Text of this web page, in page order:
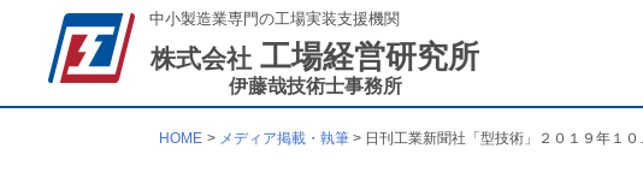
中小製造業専門の工場実装支援機関
株式会社 工場経営研究所
伊藤哉技術士事務所
HOME メディア掲載・執筆